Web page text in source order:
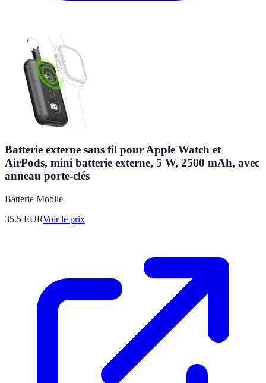
Batterie externe sans fil pour Apple Watch et
AirPods, mini batterie externe, 5 W, 2500 mAh, avec
anneau porte-clés
Batterie Mobile
35.5 EURVoir le prix